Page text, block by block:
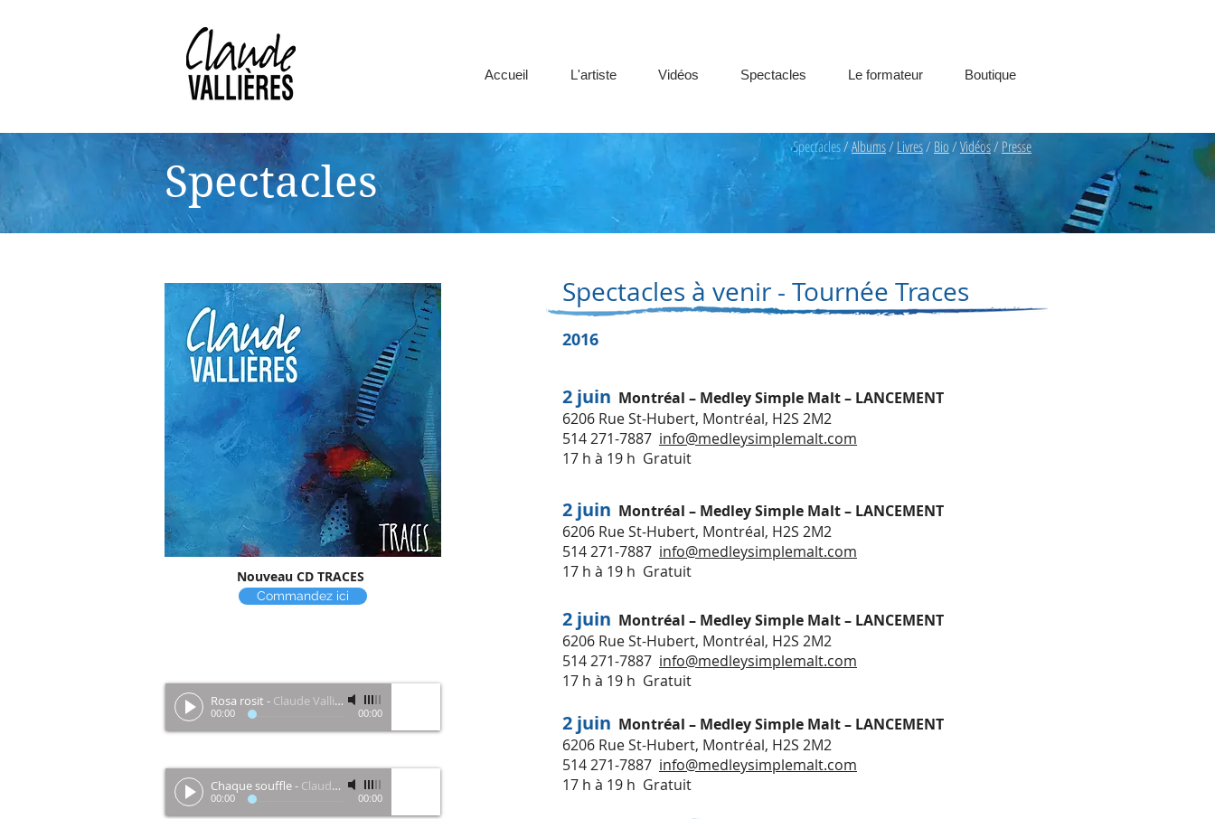
Accueil L'artiste Vidéos Spectacles Le formateur Boutique
Spectacles/Albums/ Livres/ Bio/Vidéos/ Presse
Spectacles
Nouveau CD TRACES
Commandez ici
Rosa rosit - Claude Vallières
00:00 00:00
Chaque souffle- Claude Vallières
00:00 00:00
Spectacles à venir - Tournée Traces
2016
2 juin Montréal – Medley Simple Malt – LANCEMENT
6206 Rue St-Hubert, Montréal, H2S 2M2
514 271-7887 info@medleysimplemalt.com
17 h à 19 h Gratuit
2 juin Montréal – Medley Simple Malt – LANCEMENT
6206 Rue St-Hubert, Montréal, H2S 2M2
514 271-7887 info@medleysimplemalt.com
17 h à 19 h Gratuit
2 juin Montréal – Medley Simple Malt – LANCEMENT
6206 Rue St-Hubert, Montréal, H2S 2M2
514 271-7887 info@medleysimplemalt.com
17 h à 19 h Gratuit
2 juin Montréal – Medley Simple Malt – LANCEMENT
6206 Rue St-Hubert, Montréal, H2S 2M2
514 271-7887 info@medleysimplemalt.com
17 h à 19 h Gratuit